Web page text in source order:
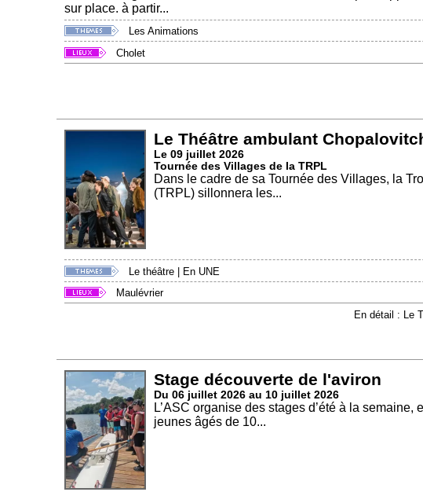
sur place. à partir...
Les Animations
Cholet
Le Théâtre ambulant
Le 09 juillet 2026
Tournée des Villages de la TRPL
Dans le cadre de sa Tournée des Villages, la
(TRPL) sillonnera les...
Le théâtre
En UNE
Maulévrier
En détail : Le
Stage découverte de l'aviron
Du 06 juillet 2026 au 10 juillet 2026
L’ASC organise des stages d’été à la
jeunes âgés de 10...